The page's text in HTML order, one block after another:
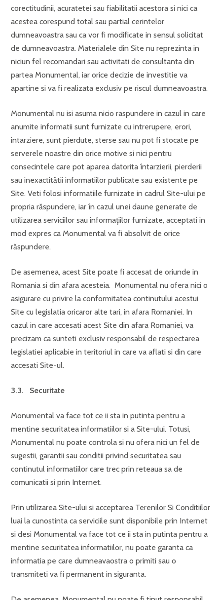
corectitudinii, acuratetei sau fiabilitatii acestora si nici ca
acestea corespund total sau partial cerintelor
dumneavoastra sau ca vor fi modificate in sensul solicitat
de dumneavoastra. Materialele din Site nu reprezinta in
niciun fel recomandari sau activitati de consultanta din
partea Monumental, iar orice decizie de investitie va
apartine si va fi realizata exclusiv pe riscul dumneavoastra.
Monumental nu isi asuma nicio raspundere in cazul in care
anumite informatii sunt furnizate cu intrerupere, erori,
intarziere, sunt pierdute, sterse sau nu pot fi stocate pe
serverele noastre din orice motive si nici pentru
consecintele care pot aparea datorita întarzierii, pierderii
sau inexactitătii informatiilor publicate sau existente pe
Site. Veti folosi informatiile furnizate in cadrul Site-ului pe
propria răspundere, iar în cazul unei daune generate de
utilizarea serviciilor sau informaţiilor furnizate, acceptati in
mod expres ca Monumental va fi absolvit de orice
răspundere.
De asemenea, acest Site poate fi accesat de oriunde in
Romania si din afara acesteia. Monumental nu ofera nici o
asigurare cu privire la conformitatea continutului acestui
Site cu legislatia oricaror alte tari, in afara Romaniei. In
cazul in care accesati acest Site din afara Romaniei, va
precizam ca sunteti exclusiv responsabil de respectarea
legislatiei aplicabie in teritoriul in care va aflati si din care
accesati Site-ul.
3.3. Securitate
Monumental va face tot ce ii sta in putinta pentru a
mentine securitatea informatiilor si a Site-ului. Totusi,
Monumental nu poate controla si nu ofera nici un fel de
sugestii, garantii sau conditii privind securitatea sau
continutul informatiilor care trec prin reteaua sa de
comunicatii si prin Internet.
Prin utilizarea Site-ului si acceptarea Terenilor Si Conditiilor
luai la cunostinta ca serviciile sunt disponibile prin Internet
si desi Monumental va face tot ce ii sta in putinta pentru a
mentine securitatea informatiilor, nu poate garanta ca
informatia pe care dumneavaostra o primiti sau o
transmiteti va fi permanent in siguranta.